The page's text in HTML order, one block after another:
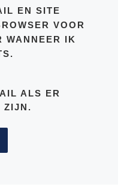
EN SITE
VOOR
WANNEER IK
ALS ER
ZIJN.